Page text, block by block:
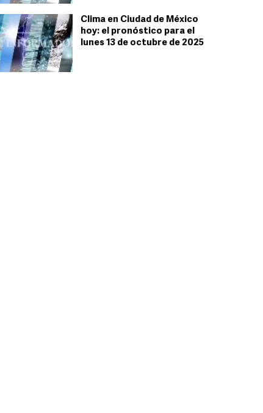
Clima en Ciudad de México
hoy: el pronóstico para el
lunes 13 de octubre de 2025